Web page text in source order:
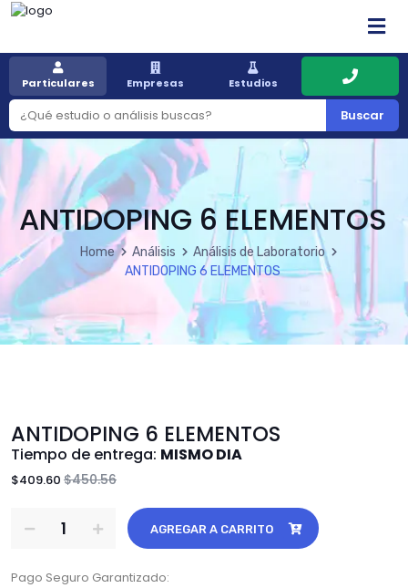
Particulares Empresas Estudios
Buscar
ANTIDOPING 6 ELEMENTOS
Home Análisis
Análisis de Laboratorio
ANTIDOPING 6 ELEMENTOS
ANTIDOPING 6 ELEMENTOS
Tiempo de entrega: MISMO DIA
$409.60 $450.56
AGREGAR A CARRITO
Pago Seguro Garantizado: